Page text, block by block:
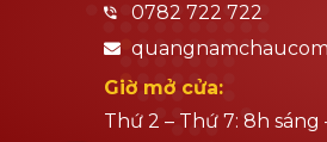
0782 722 722
Giờ mở cửa:
Thứ 2 – Thứ 7: 8h sáng